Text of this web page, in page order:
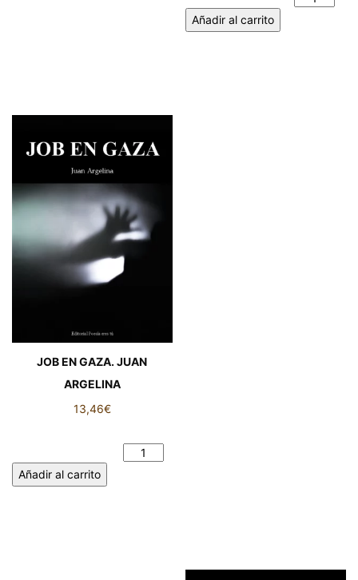
Añadir al carrito
JOB EN GAZA. JUAN
ARGELINA
13,46€
Añadir al carrito